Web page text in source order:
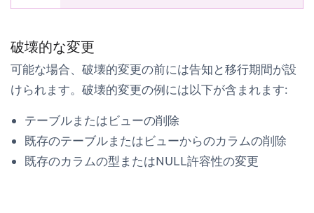
破壊的な変更
可能な場合、破壊的変更の前には告知と移行期間が設
けられます。破壊的変更の例には以下が含まれます:
テーブルまたはビューの削除
既存のテーブルまたはビューからのカラムの削除
既存のカラムの型またはNULL許容性の変更